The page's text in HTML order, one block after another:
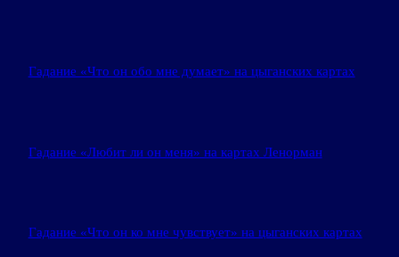
Гадание «Что он обо мне думает» на цыганских картах
Гадание «Любит ли он меня» на картах Ленорман
Гадание «Что он ко мне чувствует» на цыганских картах